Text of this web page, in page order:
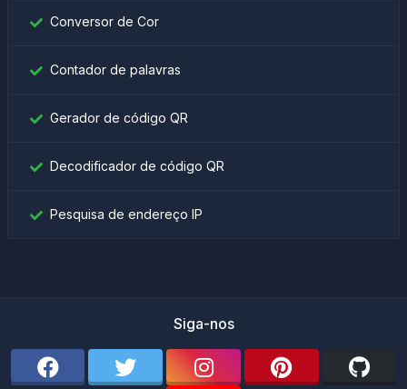
Conversor de Cor
Contador de palavras
Gerador de código QR
Decodificador de código QR
Pesquisa de endereço IP
Siga-nos